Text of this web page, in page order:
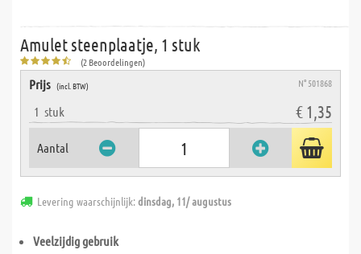
Amulet steenplaatje, 1 stuk
(2 Beoordelingen)
Prijs (incl. BTW) N° 501868
1 stuk € 1,35
Aantal
Levering waarschijnlijk:dinsdag, 11/ augustus
Veelzijdig gebruik